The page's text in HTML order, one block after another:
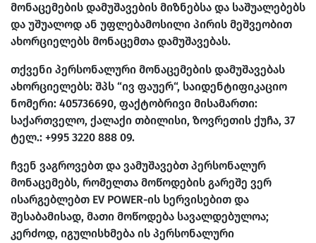
მონაცემების დამუშავების მიზნებსა და საშუალებებს
და უშუალოდ ან უფლებამოსილი პირის მეშვეობით
ახორციელებს მონაცემთა დამუშავებას.
თქვენი პერსონალური მონაცემების დამუშავებას
ახორციელებს: შპს “ივ ფაუერ“, საიდენტიფიკაციო
ნომერი: 405736690, ფაქტობრივი მისამართი:
საქართველო, ქალაქი თბილისი, ზოვრეთის ქუჩა, 37
ტელ.: +995 3220 888 09.
ჩვენ ვაგროვებთ და ვამუშავებთ პერსონალურ
მონაცემებს, რომელთა მოწოდების გარეშე ვერ
ისარგებლებთ EV POWER-ის სერვისებით და
შესაბამისად, მათი მოწოდება სავალდებულოა;
კერძოდ, იგულისხმება ის პერსონალური